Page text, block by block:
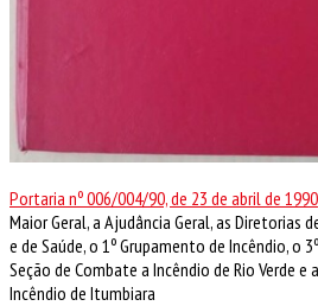
Portaria nº 006/004/90, de 23 de abril de 1990
Maior Geral, a Ajudância Geral, as Diretorias
e de Saúde, o 1º Grupamento de Incêndio, o
Seção de Combate a Incêndio de Rio Verde e
Incêndio de Itumbiara